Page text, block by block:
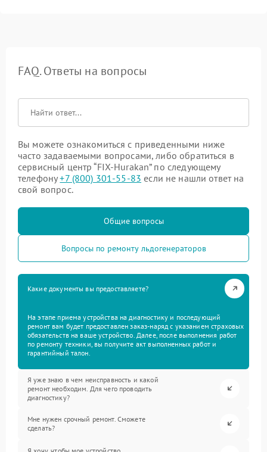
FAQ. Ответы на вопросы
Вы можете ознакомиться с приведенными ниже
часто задаваемыми вопросами, либо обратиться в
сервисный центр “FIX-Hurakan” по следующему
телефону+7 (800) 301-55-83 если не нашли ответ на
свой вопрос.
Общие вопросы
Вопросы по ремонту льдогенераторов
Какие документы вы предоставляете?
На этапе приема устройства на диагностику и последующий
ремонт вам будет предоставлен заказ-наряд с указанием страховых
обязательств на ваше устройство. Далее, после выполнения работ
по ремонту техники, вы получите акт выполненных работ и
гарантийный талон.
Я уже знаю в чем неисправность и какой
ремонт необходим. Для чего проводить
диагностику?
Мне нужен срочный ремонт. Сможете
сделать?